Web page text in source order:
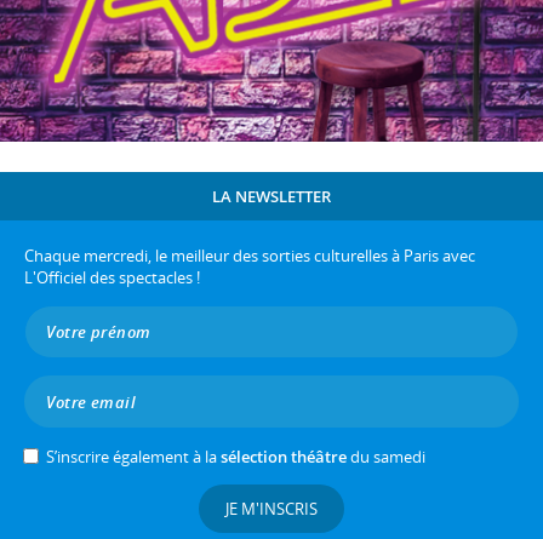
LA NEWSLETTER
Chaque mercredi, le meilleur des sorties culturelles à Paris avec
L'Officiel des spectacles !
S’inscrire également à lasélection théâtredu samedi
JE M'INSCRIS